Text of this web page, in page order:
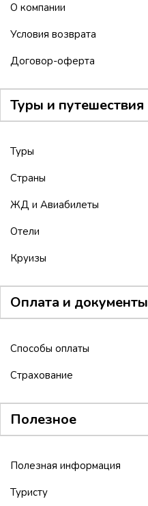
О компании
Условия возврата
Договор-оферта
Туры и путешествия
Туры
Страны
ЖД и Авиабилеты
Отели
Круизы
Оплата и документы
Способы оплаты
Страхование
Полезное
Полезная информация
Туристу